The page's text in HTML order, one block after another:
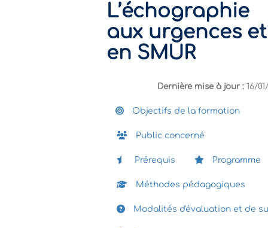
L’échographie
aux urgences et
en SMUR
Dernière mise à jour : 16/
Objectifs de la formation
Public concerné
Prérequis Programme
Méthodes pédagogiques
Modalités d'évaluation et de